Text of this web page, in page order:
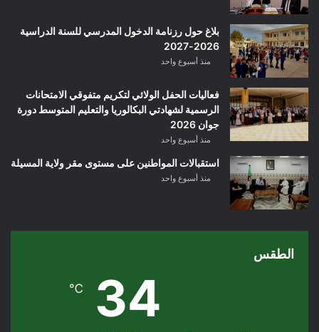
بلاغ حول رزنامة الدخول المدرسي للسنة الدراسية
2026-2027
منذ أسبوع واحد
فعاليات الحفل الولائي لتكريم متفوقي الامتحانات
الرسمية لشهادتي البكالوريا والتعليم المتوسط دورة
جوان 2026
منذ أسبوع واحد
استقبالات المواطنين على مستوى مقر ولاية المسيلة
منذ أسبوع واحد
الطقس
34
℃